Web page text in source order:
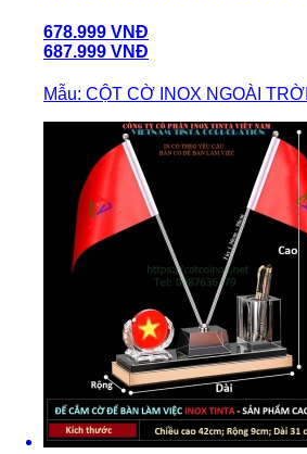
678.999 VNĐ
687.999 VNĐ
Mẫu: CỘT CỜ INOX NGOÀI TRỜI